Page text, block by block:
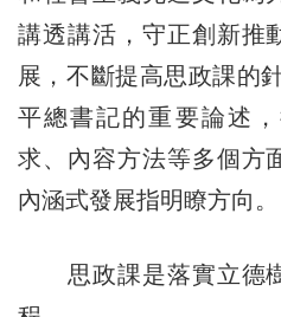
講透講活，守正創新推
展，不斷提高思政課的
平總書記的重要論述
求、內容方法等多個方
內涵式發展指明瞭方向。
思政課是落實立德